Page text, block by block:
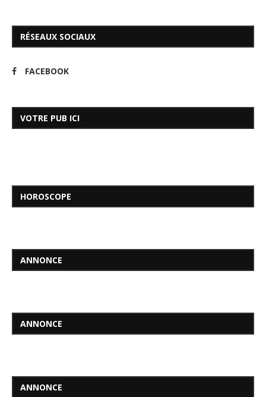
RÉSEAUX SOCIAUX
FACEBOOK
VOTRE PUB ICI
HOROSCOPE
ANNONCE
ANNONCE
ANNONCE